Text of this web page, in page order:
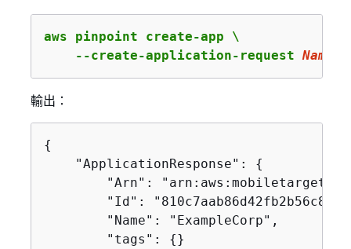
aws pinpoint create-app \
    --create-application-request
Name
輸出：
{
    "ApplicationResponse":
{
"Arn":
"Id":
        "Name": "ExampleCorp",
        "tags":
{}